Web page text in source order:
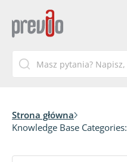
Strona główna
Knowledge Base Categories: